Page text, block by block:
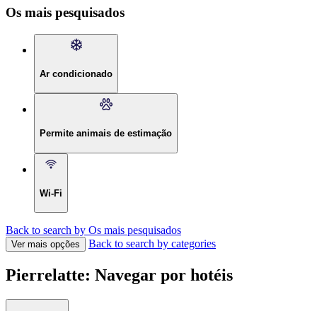
Os mais pesquisados
Ar condicionado
Permite animais de estimação
Wi-Fi
Back to search by Os mais pesquisados
Ver mais opções Back to search by categories
Pierrelatte: Navegar por hotéis